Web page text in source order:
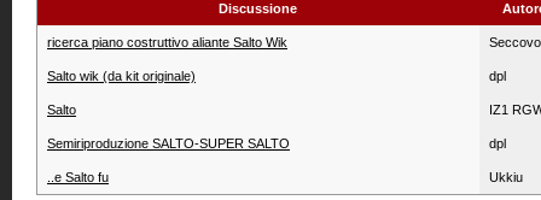
Discussione
ricerca piano costruttivo aliante Salto Wik
Salto wik (da kit originale) dpl
Salto IZ1
Semiriproduzione SALTO-SUPER SALTO dpl
..e Salto fu Ukkiu